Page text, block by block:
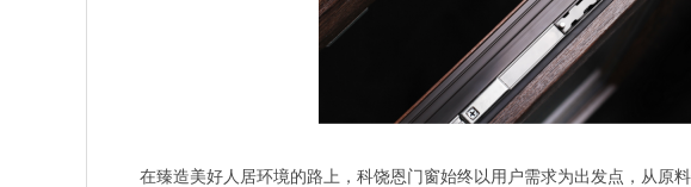
在臻造美好人居环境的路上，科饶恩门窗始终以用户需求为出发点，从原